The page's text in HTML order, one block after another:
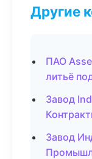
Другие
ПАО
литьё
Завод
Завод